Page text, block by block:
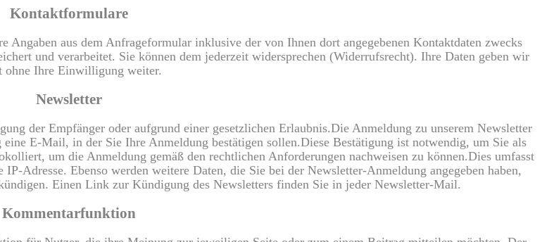
Kontaktformulare
aus dem Anfrageformular inklusive der von Ihnen dort angegebenen Kontaktdaten zwecks
und verarbeitet. Sie können dem jederzeit widersprechen (Widerrufsrecht). Ihre Daten geben wir
ohne Ihre Einwilligung weiter.
Newsletter
der Empfänger oder aufgrund einer gesetzlichen Erlaubnis.Die Anmeldung zu unserem Newsletter
E-Mail, in der Sie Ihre Anmeldung bestätigen sollen.Diese Bestätigung ist notwendig, um Sie als
um die Anmeldung gemäß den rechtlichen Anforderungen nachweisen zu können.Dies umfasst
Adresse. Ebenso werden weitere Daten, die Sie bei der Newsletter-Anmeldung angegeben haben,
Einen Link zur Kündigung des Newsletters finden Sie in jeder Newsletter-Mail.
Kommentarfunktion